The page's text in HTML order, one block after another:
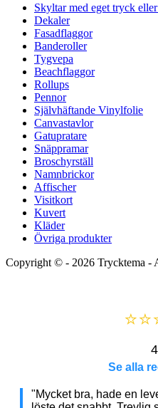
Skyltar med eget tryck
Dekaler
Fasadflaggor
Banderoller
Tygvepa
Beachflaggor
Rollups
Pennor
Självhäftande Vinylfolie
Canvastavlor
Gatupratare
Snäppramar
Broschyrställ
Namnbrickor
Affischer
Visitkort
Kuvert
Kläder
Övriga produkter
Copyright © - 2026 Trycktema -
Se alla
"Mycket bra, hade en